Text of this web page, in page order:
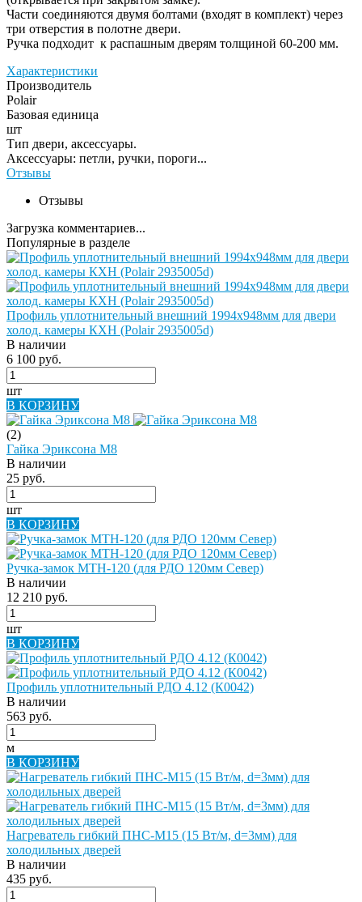
Части соединяются двумя болтами (входят в комплект) через
три отверстия в полотне двери.
Ручка подходит к распашным дверям толщиной 60-200 мм.
Характеристики
Производитель
Polair
Базовая единица
шт
Тип двери, аксессуары.
Аксессуары: петли, ручки, пороги...
Отзывы
Отзывы
Загрузка комментариев...
Популярные в разделе
Профиль уплотнительный внешний 1994х948мм для двери
холод. камеры КХН (Polair 2935005d)
В наличии
6 100 руб.
шт
В КОРЗИНУ
(2)
Гайка Эриксона М8
В наличии
25 руб.
шт
В КОРЗИНУ
Ручка-замок МТН-120 (для РДО 120мм Север)
В наличии
12 210 руб.
шт
В КОРЗИНУ
Профиль уплотнительный РДО 4.12 (К0042)
В наличии
563 руб.
м
В КОРЗИНУ
Нагреватель гибкий ПНС-М15 (15 Вт/м, d=3мм) для
холодильных дверей
В наличии
435 руб.